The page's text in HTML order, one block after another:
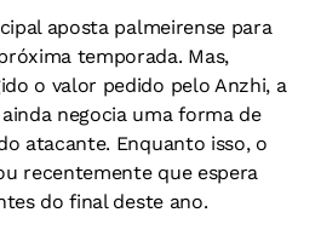
aposta palmeirense para
temporada. Mas,
o valor pedido pelo Anzhi, a
negocia uma forma de
atacante. Enquanto isso, o
recentemente que espera
do final deste ano.